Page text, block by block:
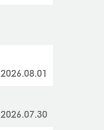
2026.08.01
2026.07.30